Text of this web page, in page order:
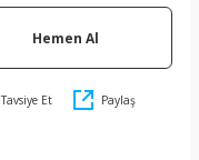
Hemen Al
Tavsiye Et Paylaş